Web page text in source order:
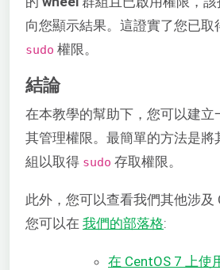
向您顯示結果。這證實了您已
sudo 權限。
結論
在本教學的幫助下，您可以建立
其管理權限。最簡單的方法是將
組以取得 sudo 存取權限。
此外，您可以查看我們其他涉及
您可以在 我們的部落格:
在 CentOS 7 上使